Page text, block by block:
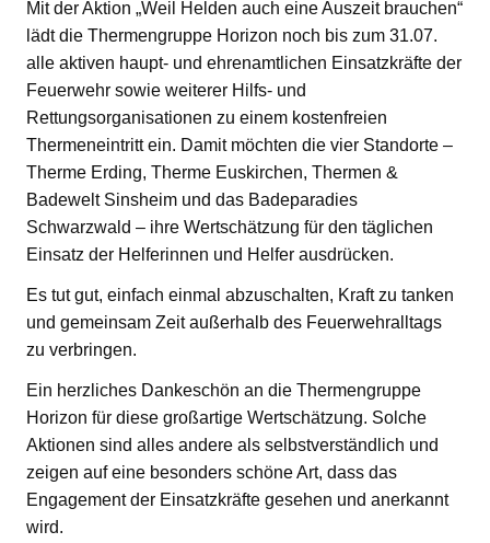
Mit der Aktion „Weil Helden auch eine Auszeit brauchen“
lädt die Thermengruppe Horizon noch bis zum 31.07.
alle aktiven haupt- und ehrenamtlichen Einsatzkräfte der
Feuerwehr sowie weiterer Hilfs- und
Rettungsorganisationen zu einem kostenfreien
Thermeneintritt ein. Damit möchten die vier Standorte –
Therme Erding, Therme Euskirchen, Thermen &
Badewelt Sinsheim und das Badeparadies
Schwarzwald – ihre Wertschätzung für den täglichen
Einsatz der Helferinnen und Helfer ausdrücken.
Es tut gut, einfach einmal abzuschalten, Kraft zu tanken
und gemeinsam Zeit außerhalb des Feuerwehralltags
zu verbringen.
Ein herzliches Dankeschön an die Thermengruppe
Horizon für diese großartige Wertschätzung. Solche
Aktionen sind alles andere als selbstverständlich und
zeigen auf eine besonders schöne Art, dass das
Engagement der Einsatzkräfte gesehen und anerkannt
wird.